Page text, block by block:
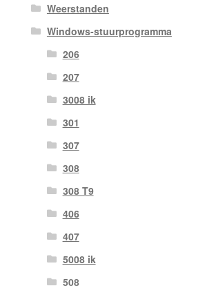
Weerstanden
Windows-stuurprogramma
206
207
3008 ik
301
307
308
308 T9
406
407
5008 ik
508